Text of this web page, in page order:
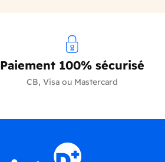
Paiement 100% sécurisé
CB, Visa ou Mastercard